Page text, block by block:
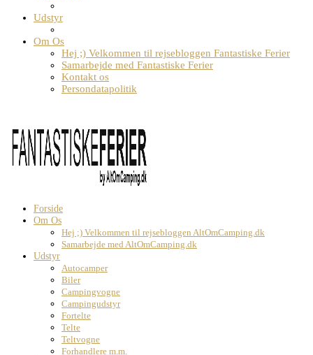
Udstyr
Om Os
Hej ;) Velkommen til rejsebloggen Fantastiske Ferier
Samarbejde med Fantastiske Ferier
Kontakt os
Persondatapolitik
Forside
Om Os
Hej ;) Velkommen til rejsebloggen AltOmCamping.dk
Samarbejde med AltOmCamping.dk
Udstyr
Autocamper
Biler
Campingvogne
Campingudstyr
Fortelte
Telte
Teltvogne
Forhandlere m.m.